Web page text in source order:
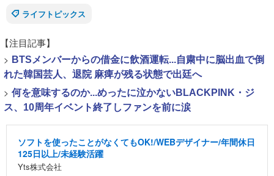
ライフトピックス
【注目記事】
> BTSメンバーからの借金に飲酒運転...自粛中に脳出血で倒
れた韓国芸人、退院 麻痺が残る状態で出廷へ
> 何を意味するのか...めったに泣かないBLACKPINK・ジ
ス、10周年イベント終了しファンを前に涙
ソフトを使ったことがなくてもOK!/WEBデザイナー/年間休日
125日以上/未経験活躍
Yts株式会社